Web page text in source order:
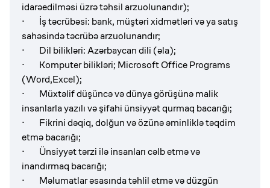
idarəedilməsi üzrə təhsil arzuolunandır);
· İş təcrübəsi: bank, müştəri xidmətləri və ya satış
sahəsində təcrübə arzuolunandır;
· Dil bilikləri: Azərbaycan dili (əla);
· Komputer bilikləri; Microsoft Office Programs
(Word,Excel);
· Müxtəlif düşüncə və dünya görüşünə malik
insanlarla yazılı və şifahi ünsiyyət qurmaq bacarığı;
· Fikrini dəqiq, dolğun və özünə əminliklə təqdim
etmə bacarığı;
· Ünsiyyət tərzi ilə insanları cəlb etmə və
inandırmaq bacarığı;
· Məlumatlar əsasında təhlil etmə və düzgün